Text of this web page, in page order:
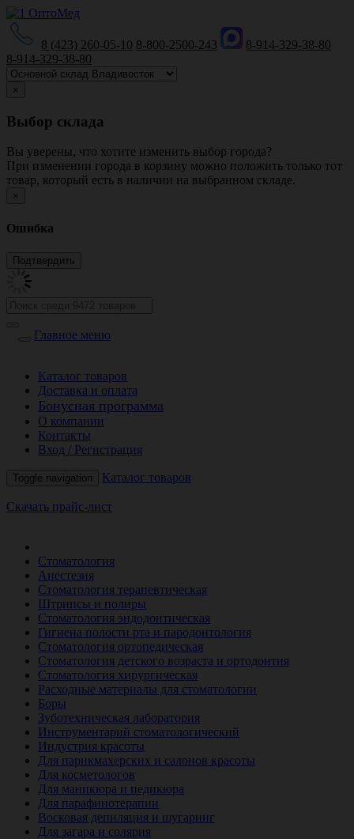
8 (423) 260-05-10 8-800-2500-243
8-914-329-38-80
8-914-329-38-80
×
Выбор склада
Вы уверены, что хотите изменить выбор города?
При изменении города в корзину можно положить только тот
товар, который есть в наличии на выбранном складе.
×
Ошибка
Главное меню
Каталог товаров
Доставка и оплата
Бонусная программа
О компании
Контакты
Вход / Регистрация
Toggle navigation Каталог товаров
Скачать прайс-лист
Стоматология
Анестезия
Стоматология терапевтическая
Штрипсы и полиры
Стоматология эндодонтическая
Гигиена полости рта и пародонтология
Стоматология ортопедическая
Стоматология детского возраста и ортодонтия
Стоматология хирургическая
Расходные материалы для стоматологии
Боры
Зуботехническая лаборатория
Инструментарий стоматологический
Индустрия красоты
Для парикмахерских и салонов красоты
Для косметологов
Для маникюра и педикюра
Для парафинотерапии
Восковая депиляция и шугаринг
Для загара и солярия